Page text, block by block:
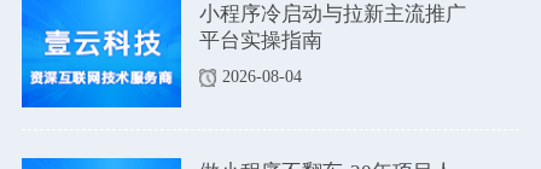
小程序冷启动与拉新主流推广
平台实操指南
2026-08-04